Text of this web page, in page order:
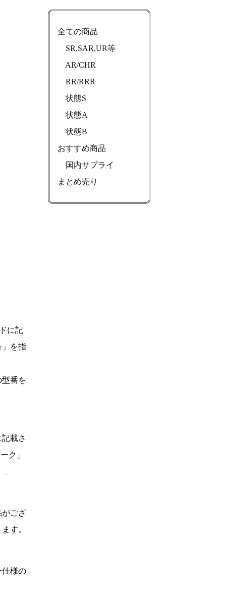
に記
」を指
番を
載さ
ク」
がござ
す。
仕様の
全ての商品
SR,SAR,UR等
AR/CHR
RR/RRR
状態S
状態A
状態B
おすすめ商品
国内サプライ
まとめ売り